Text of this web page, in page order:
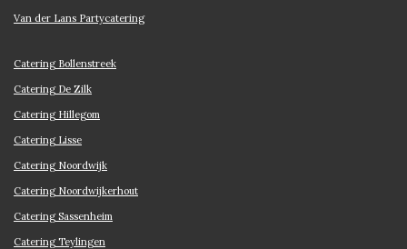
Van der Lans Partycatering
Catering Bollenstreek
Catering De Zilk
Catering Hillegom
Catering Lisse
Catering Noordwijk
Catering Noordwijkerhout
Catering Sassenheim
Catering Teylingen